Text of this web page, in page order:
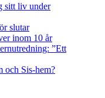
sitt liv under
slutar
inom 10 år
”Ett
och Sis-hem?